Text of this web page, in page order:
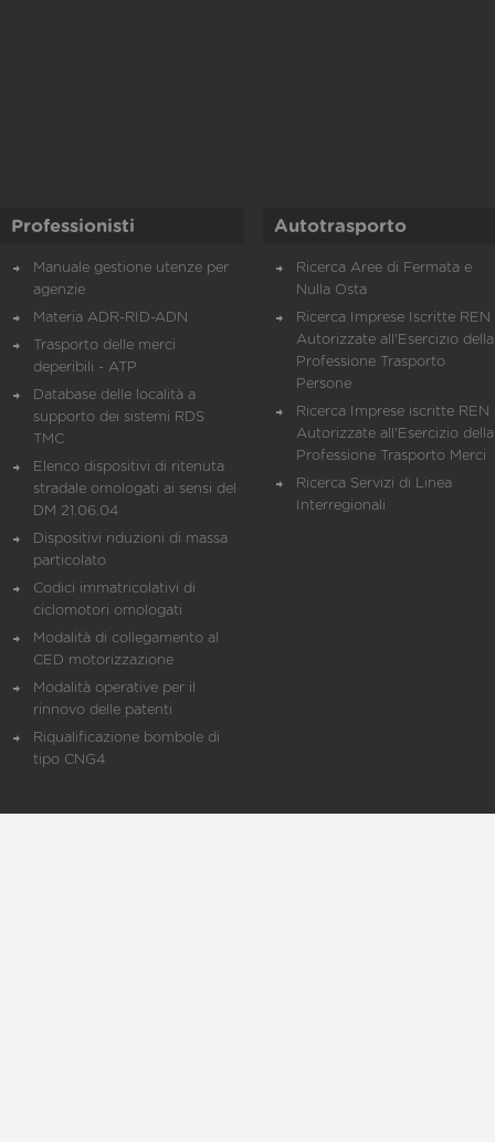
Professionisti
Manuale gestione utenze per
agenzie
Materia ADR-RID-ADN
Trasporto delle merci
deperibili - ATP
Database delle località a
supporto dei sistemi RDS
TMC
Elenco dispositivi di ritenuta
stradale omologati ai sensi del
DM 21.06.04
Dispositivi riduzioni di massa
particolato
Codici immatricolativi di
ciclomotori omologati
Modalità di collegamento al
CED motorizzazione
Modalità operative per il
rinnovo delle patenti
Riqualificazione bombole di
tipo CNG4
Autotrasporto
Ricerca Aree di Fermata e
Nulla Osta
Ricerca Imprese Iscritte REN
Autorizzate all'Esercizio della
Professione Trasporto
Persone
Ricerca Imprese iscritte REN
Autorizzate all'Esercizio della
Professione Trasporto Merci
Ricerca Servizi di Linea
Interregionali